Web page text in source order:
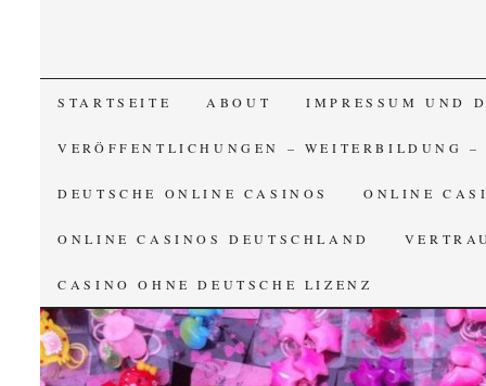
SKIP TO CONTENT
STARTSEITE ABOUT IMPRESSUM UND
VERÖFFENTLICHUNGEN – WEITERBILDUNG
DEUTSCHE ONLINE CASINOS ONLINE
ONLINE CASINOS DEUTSCHLAND
CASINO OHNE DEUTSCHE LIZENZ